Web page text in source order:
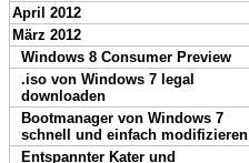
April 2012
März 2012
Windows 8 Consumer Preview
.iso von Windows 7 legal
downloaden
Bootmanager von Windows 7
schnell und einfach modifizieren
Entspannter Kater und